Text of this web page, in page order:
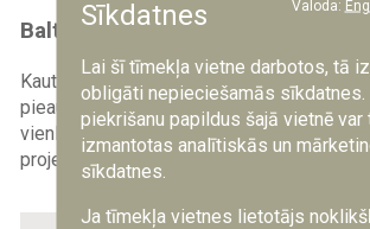
Baltija kā zaļo inovāciju
Kaut arī šobrīd Baltijas reģions saskaras ar
pieaugošiem krievijas radītajiem drošības
vienlaikus kalpo kā katalizators dažādu
projektu integrācijai NATO kopējās
Sīkdatnes Valoda:
Lai šī tīmekļa vietne darbotos, tā
obligāti nepieciešamās sīkdatnes.
piekrišanu papildus šajā vietnē var
izmantotas analītiskās un
sīkdatnes.
Ja tīmekļa vietnes lietotājs